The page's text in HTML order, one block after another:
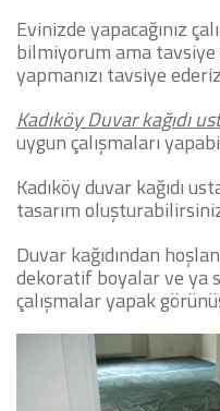
Evinizde yapacağınız
bilmiyorum ama tavsiye
yapmanızı tavsiye
Kadıköy Duvar kağıdı
uygun çalışmaları
Kadıköy duvar kağıdı
tasarım
Duvar kağıdından
dekoratif boyalar ve ya
çalışmalar yapak